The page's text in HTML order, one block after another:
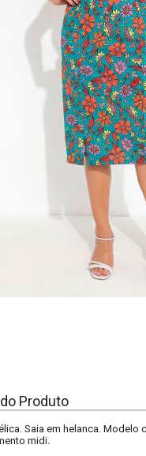
Produto
Saia em helanca.
midi.